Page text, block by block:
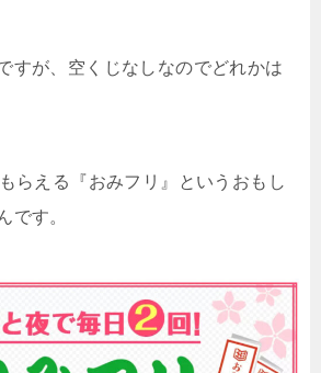
すが、空くじなしなのでどれかは
らえる『おみフリ』というおもし
です。